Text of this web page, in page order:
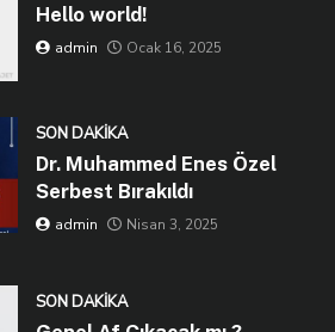
Hello world!
admin Ocak 16, 2025
SON DAKIKA
Dr. Muhammed Enes Özel
Serbest Bırakıldı
admin Nisan 3, 2025
SON DAKIKA